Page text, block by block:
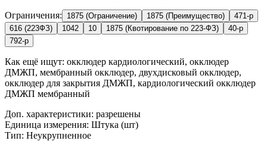
Ограничения: 1875 (Ограничение) 1875 (Преимущество)
471-р
616 (223ФЗ)
1042 10 1875 (Квотирование по 223-ФЗ)
40-р
792-р
Как ещё ищут: окклюдер кардиологический, окклюдер
ДМЖП, мембранный окклюдер, двухдисковый окклюдер,
окклюдер для закрытия ДМЖП, кардиологический окклюдер
ДМЖП мембранный
Доп. характеристики: разрешены
Единица измерения: Штука (шт)
Тип: Неукрупненное